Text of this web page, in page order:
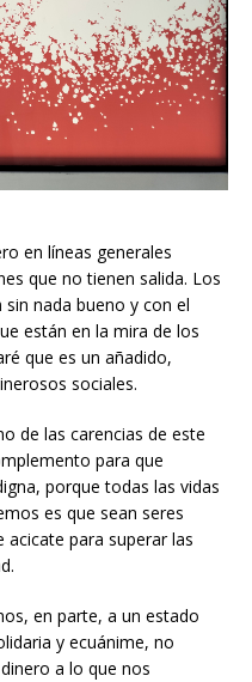
en líneas generales
que no tienen salida. Los
nada bueno y con el
están en la mira de los
que es un añadido,
sociales.
de las carencias de este
para que
porque todas las vidas
es que sean seres
para superar las
en parte, a un estado
y ecuánime, no
a lo que nos